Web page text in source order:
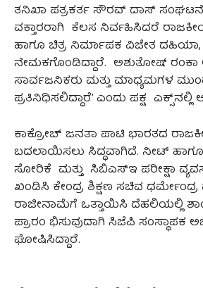
ತನಿಖಾ ಪತ್ರಕರ್ತ ಸೌರವ್ ದಾಸ್
ವಕ್ತಾರರಾಗಿ ಕೆಲಸ ನಿರ್ವಹಿಸಿದರೆ
ಹಾಗೂ ಚಿತ್ರ ನಿರ್ಮಾಪಕ ವಿಜೇತ ದಹಿಯಾ,
ನೇಮಕಗೊಂಡಿದ್ದಾರೆ. ಅಶುತೋಷ್ ರಂಕಾ
ಸಾರ್ವಜನಿಕರು ಮತ್ತು ಮಾಧ್ಯಮಗಳ
ಪ್ರತಿನಿಧಿಸಲಿದ್ದಾರೆ’ ಎಂದು ಪಕ್ಷ
ಕಾಕ್ರೋಚ್‌ ಜನತಾ ಪಾಟಿ ಭಾರತದ
ಬದಲಾಯಿಸಲು ಸಿದ್ಧವಾಗಿದೆ. ನೀಟ್ ಹಾಗೂ
ಸೋರಿಕೆ ಮತ್ತು ಸಿಬಿಎಸ್ಇ ಪರೀಕ್ಷಾ
ಖಂಡಿಸಿ ಕೇಂದ್ರ ಶಿಕ್ಷಣ ಸಚಿವ
ರಾಜೀನಾಮೆಗೆ ಒತ್ತಾಯಿಸಿ ದೆಹಲಿಯಲ್ಲಿ
ಪ್ರಾರಂ ಭಿಸುವುದಾಗಿ ಸಿಜೆಪಿ ಸಂಸ್ಥಾಪಕ
ಘೋಷಿಸಿದ್ದಾರೆ.